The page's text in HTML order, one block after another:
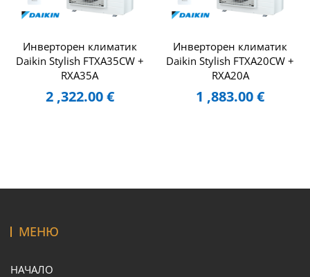
Инверторен климатик
Daikin Stylish FTXA35CW +
RXA35A
2 ,322.00€
Инверторен климатик
Daikin Stylish FTXA20CW +
RXA20A
1 ,883.00€
МЕНЮ
НАЧАЛО